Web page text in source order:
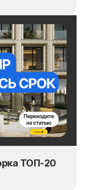
ТОП-20